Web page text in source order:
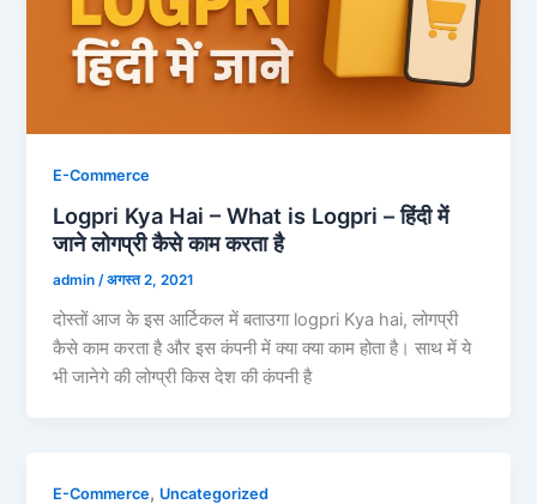
E-Commerce
Logpri Kya Hai – What is Logpri – हिंदी में
जाने लोगप्री कैसे काम करता है
admin/अगस्त 2, 2021
दोस्तों आज के इस आर्टिकल में बताउगा logpri Kya hai, लोगप्री
कैसे काम करता है और इस कंपनी में क्या क्या काम होता है। साथ में ये
भी जानेगे की लोग्प्री किस देश की कंपनी है
E-Commerce, Uncategorized